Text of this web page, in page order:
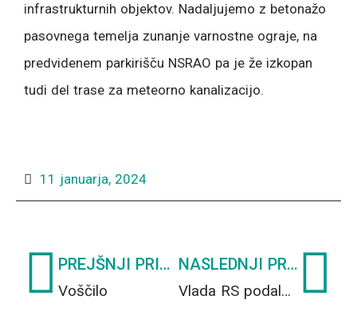
infrastrukturnih objektov. Nadaljujemo z betonažo
pasovnega temelja zunanje varnostne ograje, na
predvidenem parkirišču NSRAO pa je že izkopan
tudi del trase za meteorno kanalizacijo.
11 januarja, 2024
Prev PREJŠNJI PRISPEVEK
Voščilo
NASLEDNJI PRISPEVEK
Vlada RS podala soglasje k Poslovnemu načrtu ARAO 2024 – 2025